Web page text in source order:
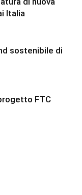
Italia
sostenibile di
FTC